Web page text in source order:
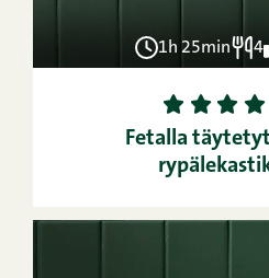
1h 25min 4
1 2 3 4
Fetalla